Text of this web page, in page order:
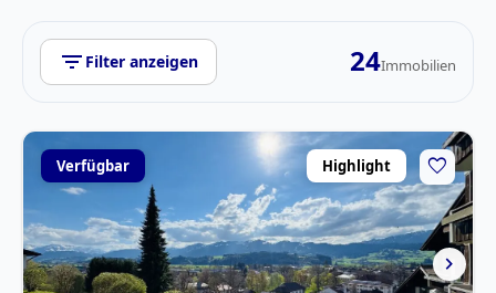
filter_list Filter anzeigen 24Immobilien
chevron_right
Verfügbar favorite
Highlight